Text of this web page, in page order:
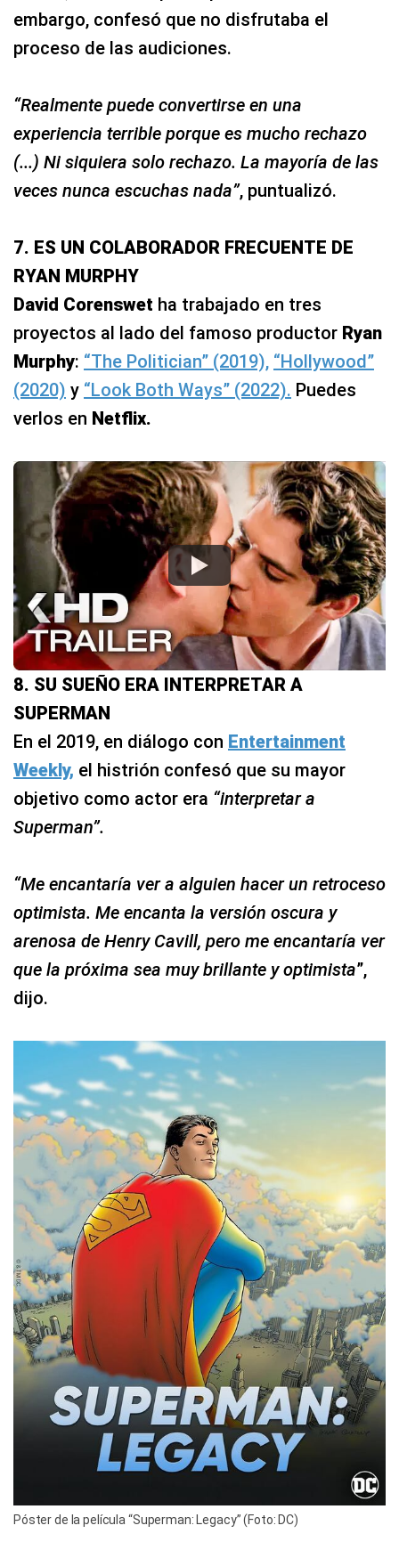
embargo, confesó que no disfrutaba el
proceso de las audiciones.
“Realmente puede convertirse en una
experiencia terrible porque es mucho rechazo
(...) Ni siquiera solo rechazo. La mayoría de las
veces nunca escuchas nada”, puntualizó.
7. ES UN COLABORADOR FRECUENTE DE
RYAN MURPHY
David Corenswet ha trabajado en tres
proyectos al lado del famoso productor Ryan
Murphy: “The Politician” (2019), “Hollywood”
(2020) y “Look Both Ways” (2022). Puedes
verlos en Netflix.
8. SU SUEÑO ERA INTERPRETAR A
SUPERMAN
En el 2019, en diálogo con Entertainment
Weekly, el histrión confesó que su mayor
objetivo como actor era “interpretar a
Superman”.
“Me encantaría ver a alguien hacer un retroceso
optimista. Me encanta la versión oscura y
arenosa de Henry Cavill, pero me encantaría ver
que la próxima sea muy brillante y optimista”,
dijo.
Póster de la película “Superman: Legacy” (Foto: DC)